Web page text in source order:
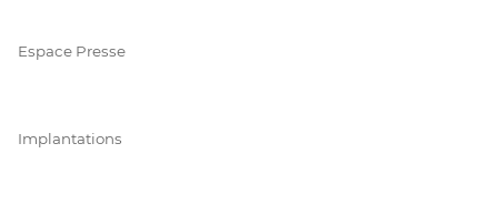
Espace Presse
Implantations